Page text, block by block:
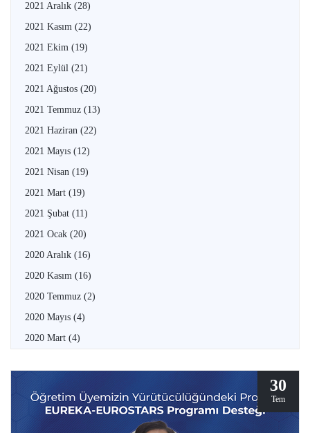
2021 Aralık (28)
2021 Kasım (22)
2021 Ekim (19)
2021 Eylül (21)
2021 Ağustos (20)
2021 Temmuz (13)
2021 Haziran (22)
2021 Mayıs (12)
2021 Nisan (19)
2021 Mart (19)
2021 Şubat (11)
2021 Ocak (20)
2020 Aralık (16)
2020 Kasım (16)
2020 Temmuz (2)
2020 Mayıs (4)
2020 Mart (4)
30
Tem